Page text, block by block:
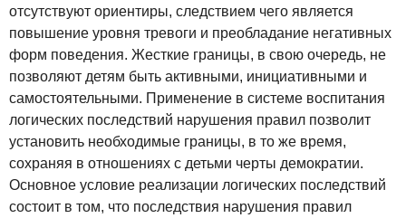
отсутствуют ориентиры, следствием чего является
повышение уровня тревоги и преобладание негативных
форм поведения. Жесткие границы, в свою очередь, не
позволяют детям быть активными, инициативными и
самостоятельными. Применение в системе воспитания
логических последствий нарушения правил позволит
установить необходимые границы, в то же время,
сохраняя в отношениях с детьми черты демократии.
Основное условие реализации логических последствий
состоит в том, что последствия нарушения правил